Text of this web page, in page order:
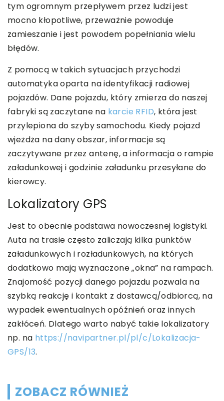
tym ogromnym przepływem przez ludzi jest
mocno kłopotliwe, przeważnie powoduje
zamieszanie i jest powodem popełniania wielu
błędów.
Z pomocą w takich sytuacjach przychodzi
automatyka oparta na identyfikacji radiowej
pojazdów. Dane pojazdu, który zmierza do naszej
fabryki są zaczytane na karcie RFID, która jest
przylepiona do szyby samochodu. Kiedy pojazd
wjeżdża na dany obszar, informacje są
zaczytywane przez antenę, a informacja o rampie
załadunkowej i godzinie załadunku przesyłane do
kierowcy.
Lokalizatory GPS
Jest to obecnie podstawa nowoczesnej logistyki.
Auta na trasie często zaliczają kilka punktów
załadunkowych i rozładunkowych, na których
dodatkowo mają wyznaczone „okna” na rampach.
Znajomość pozycji danego pojazdu pozwala na
szybką reakcję i kontakt z dostawcą/odbiorcą, na
wypadek ewentualnych opóźnień oraz innych
zakłóceń. Dlatego warto nabyć takie lokalizatory
np. na https://navipartner.pl/pl/c/Lokalizacja-
GPS/13.
ZOBACZ RÓWNIEŻ